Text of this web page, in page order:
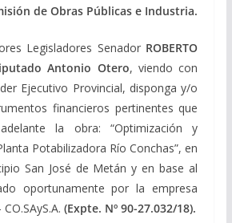
de Obras Públicas e Industria.
Legisladores SenadorROBERTO
Antonio Otero, viendo con
Ejecutivo Provincial, disponga y/o
financieros pertinentes que
la obra: “Optimización y
Potabilizadora Río Conchas”, en
San José de Metán y en base al
oportunamente por la empresa
(Expte. Nº 90-27.032/18).